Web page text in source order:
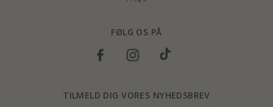
FØLG OS PÅ
TILMELD DIG VORES NYHEDSBREV